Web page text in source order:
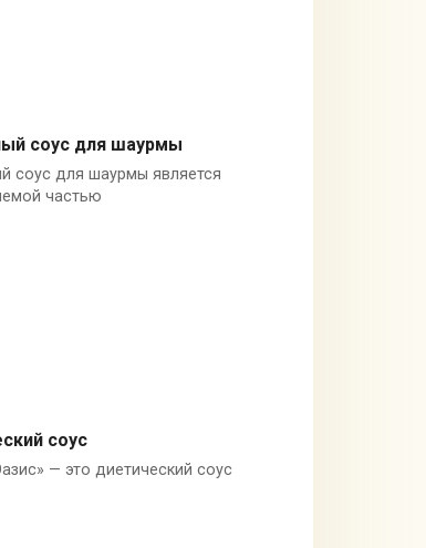
соус для шаурмы
соус для шаурмы является
частью
соус
— это диетический соус